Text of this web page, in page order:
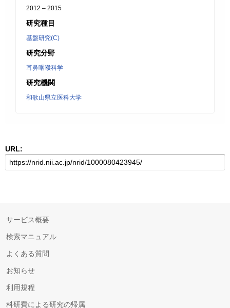
2012 – 2015
研究種目
基盤研究(C)
研究分野
耳鼻咽喉科学
研究機関
和歌山県立医科大学
URL:
サービス概要
検索マニュアル
よくある質問
お知らせ
利用規程
科研費による研究の帰属